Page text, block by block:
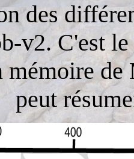
des
v2. C'est le
mémoire
peut